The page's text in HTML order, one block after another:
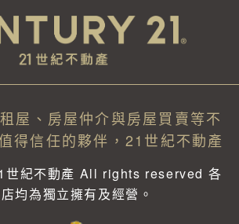
屋、房屋仲介與房屋買賣等不
得信任的夥伴，21世紀不動產
紀不動產 All rights reserved 各
均為獨立擁有及經營。